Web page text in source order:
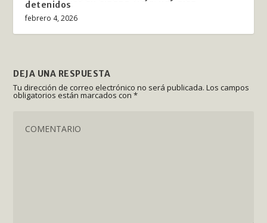
detenidos
febrero 4, 2026
DEJA UNA RESPUESTA
Tu dirección de correo electrónico no será publicada. Los campos
obligatorios están marcados con*